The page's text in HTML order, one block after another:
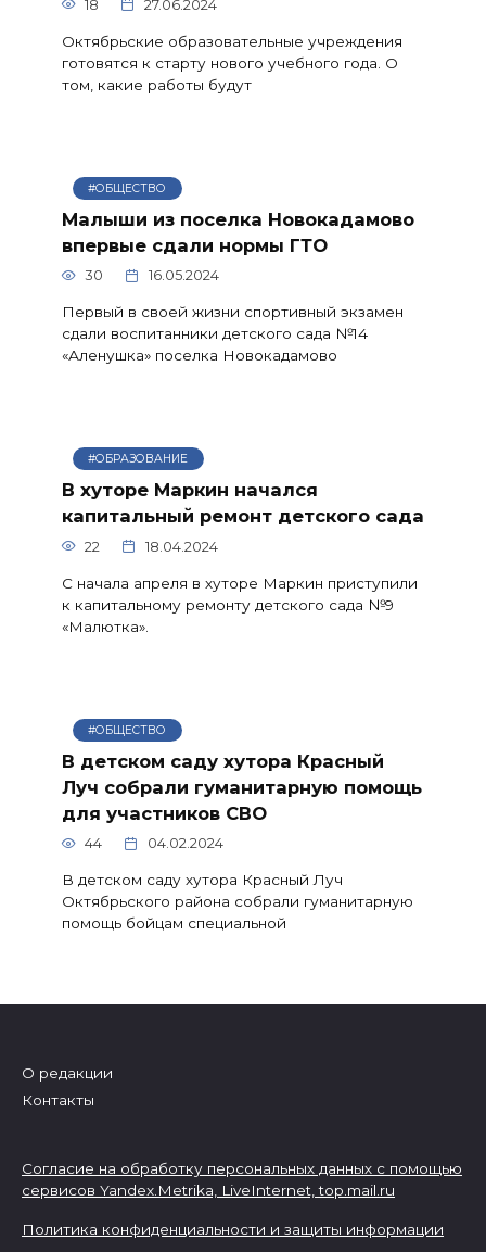
18 27.06.2024
Октябрьские образовательные учреждения
готовятся к старту нового учебного года. О
том, какие работы будут
#ОБЩЕСТВО
Малыши из поселка Новокадамово
впервые сдали нормы ГТО
30 16.05.2024
Первый в своей жизни спортивный экзамен
сдали воспитанники детского сада №14
«Аленушка» поселка Новокадамово
#ОБРАЗОВАНИЕ
В хуторе Маркин начался
капитальный ремонт детского сада
22 18.04.2024
С начала апреля в хуторе Маркин приступили
к капитальному ремонту детского сада №9
«Малютка».
#ОБЩЕСТВО
В детском саду хутора Красный
Луч собрали гуманитарную помощь
для участников СВО
44 04.02.2024
В детском саду хутора Красный Луч
Октябрьского района собрали гуманитарную
помощь бойцам специальной
О редакции
Контакты
Согласие на обработку персональных данных с помощью
сервисов Yandex.Metrika, LiveInternet,top.mail.ru
Политика конфиденциальности и защиты информации